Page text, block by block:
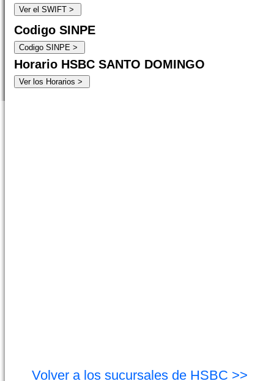
Codigo SINPE
Horario HSBC SANTO DOMINGO
Volver a los sucursales de HSBC >>